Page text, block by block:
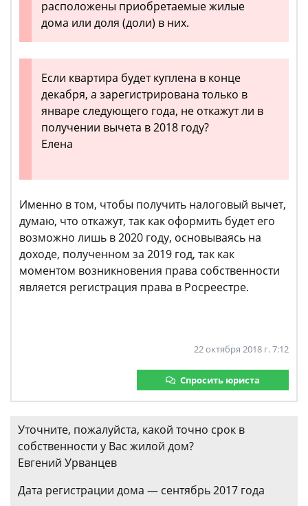
расположены приобретаемые жилые
дома или доля (доли) в них.
Если квартира будет куплена в конце
декабря, а зарегистрирована только в
январе следующего года, не откажут ли в
получении вычета в 2018 году?
Елена
Именно в том, чтобы получить налоговый вычет,
думаю, что откажут, так как оформить будет его
возможно лишь в 2020 году, основываясь на
доходе, полученном за 2019 год, так как
моментом возникновения права собственности
является регистрация права в Росреестре.
22 октября 2018 г. 7:12
Спросить юриста
Уточните, пожалуйста, какой точно срок в
собственности у Вас жилой дом?
Евгений Урванцев
Дата регистрации дома — сентябрь 2017 года